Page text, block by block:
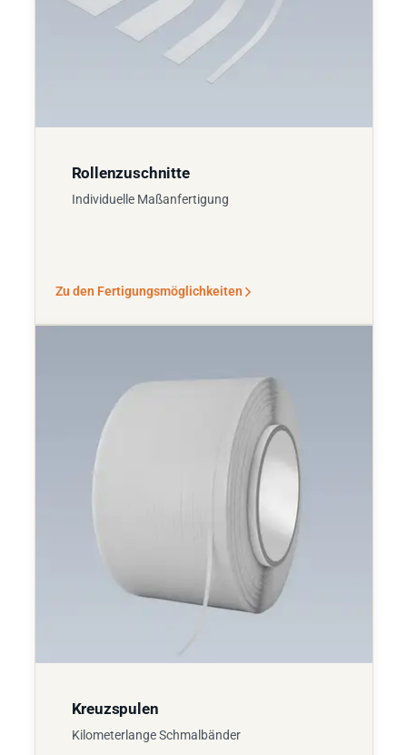
Rollenzuschnitte
Individuelle Maßanfertigung
Zu den Fertigungsmöglichkeiten
Kreuzspulen
Kilometerlange Schmalbänder